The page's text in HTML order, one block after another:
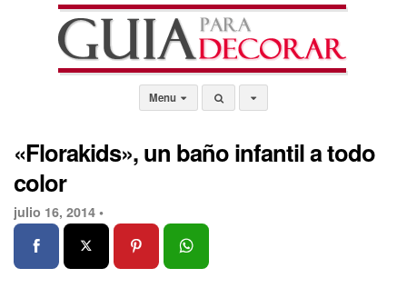
Menu
«Florakids», un baño infantil a todo
color
julio 16, 2014 •